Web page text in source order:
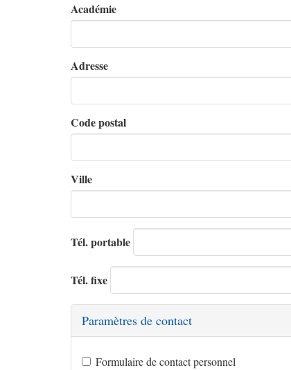
Académie
Adresse
Code postal
Ville
Tél. portable
Tél. fixe
Paramètres de contact
Formulaire de contact personnel